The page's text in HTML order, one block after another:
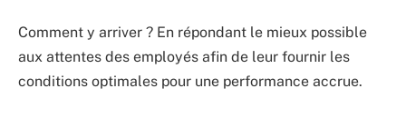
Comment y arriver ? En répondant le mieux possible
aux attentes des employés afin de leur fournir les
conditions optimales pour une performance accrue.